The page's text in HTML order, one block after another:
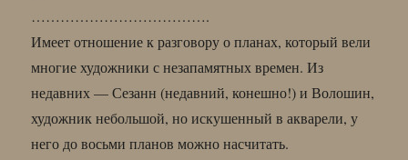
……………………………….
Имеет отношение к разговору о планах, который вели
многие художники с незапамятных времен. Из
недавних — Сезанн (недавний, конешно!) и Волошин,
художник небольшой, но искушенный в акварели, у
него до восьми планов можно насчитать.